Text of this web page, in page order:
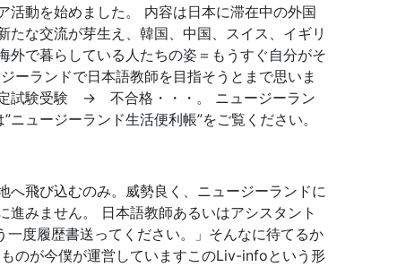
活動を始めました。 内容は日本に滞在中の外国
な交流が芽生え、韓国、中国、スイス、イギリ
で暮らしている人たちの姿＝もうすぐ自分がそ
ーランドで日本語教師を目指そうとまで思いま
定試験受験 → 不合格・・・。 ニュージーラン
ュージーランド生活便利帳”をご覧ください。
へ飛び込むのみ。威勢良く、ニュージーランドに
みません。 日本語教師あるいはアシスタント
度履歴書送ってください。」そんなに待てるか
のが今僕が運営していますこのLiv-infoという形